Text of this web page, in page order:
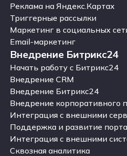
Размещение на картах
Реклама на Яндекс.Картах
Реклама на Яндекс.Картах
Триггерные рассылки
Триггерные рассылки
Маркетинг в социальных
Маркетинг в социальных
Email-маркетинг
Email-маркетинг
Внедрение Битрикс24
Внедрение Битрикс24
Начать работу с Битрикс24
Начать работу с Битрикс24
Внедрение CRM
Внедрение CRM
Внедрение Битрикс24
Внедрение Битрикс24
Внедрение корпоративного
Внедрение корпоративного
Интеграция с внешними
Интеграция с внешними
Поддержка и развитие
Поддержка и развитие
Интеграция с внешними
Интеграция с внешними
Сквозная аналитика